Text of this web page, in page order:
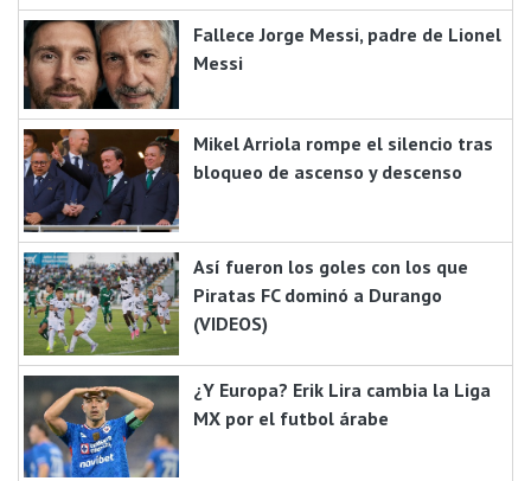
Fallece Jorge Messi, padre de Lionel
Messi
Mikel Arriola rompe el silencio tras
bloqueo de ascenso y descenso
Así fueron los goles con los que
Piratas FC dominó a Durango
(VIDEOS)
¿Y Europa? Erik Lira cambia la Liga
MX por el futbol árabe